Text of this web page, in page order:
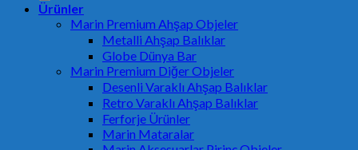
Ürünler
Marin Premium Ahşap Objeler
Metalli Ahşap Balıklar
Globe Dünya Bar
Marin Premium Diğer Objeler
Desenli Varaklı Ahşap Balıklar
Retro Varaklı Ahşap Balıklar
Ferforje Ürünler
Marin Mataralar